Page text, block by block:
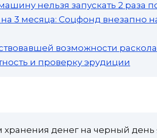
нельзя запускать 2 раза
на 3 месяца: Соцфонд внезапно
возможности
и проверку эрудиции
денег на черный день